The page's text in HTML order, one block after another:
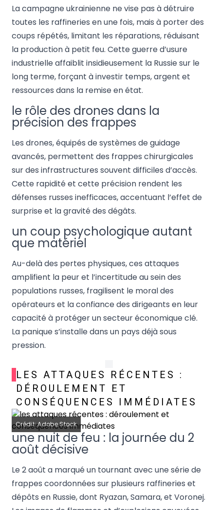
La campagne ukrainienne ne vise pas à détruire
toutes les raffineries en une fois, mais à porter des
coups répétés, limitant les réparations, réduisant
la production à petit feu. Cette guerre d’usure
industrielle affaiblit insidieusement la Russie sur le
long terme, forçant à investir temps, argent et
ressources dans la remise en état.
le rôle des drones dans la
précision des frappes
Les drones, équipés de systèmes de guidage
avancés, permettent des frappes chirurgicales
sur des infrastructures souvent difficiles d’accès.
Cette rapidité et cette précision rendent les
défenses russes inefficaces, accentuant l’effet de
surprise et la gravité des dégâts.
un coup psychologique autant
que matériel
Au-delà des pertes physiques, ces attaques
amplifient la peur et l’incertitude au sein des
populations russes, fragilisent le moral des
opérateurs et la confiance des dirigeants en leur
capacité à protéger un secteur économique clé.
La panique s’installe dans un pays déjà sous
pression.
LES ATTAQUES RÉCENTES :
DÉROULEMENT ET
CONSÉQUENCES IMMÉDIATES
Crédit: Adobe Stock
une nuit de feu : la journée du 2
août décisive
Le 2 août a marqué un tournant avec une série de
frappes coordonnées sur plusieurs raffineries et
dépôts en Russie, dont Ryazan, Samara, et Voronej.